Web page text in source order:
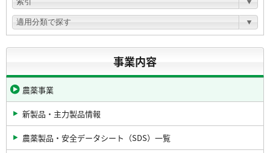
事業内容
農薬事業
新製品・主力製品情報
農薬製品・安全データシート（SDS）一覧